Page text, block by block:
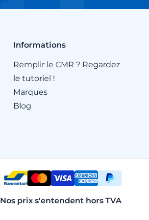
Informations
Remplir le CMR ? Regardez
le tutoriel !
Marques
Blog
Nos prix s'entendent hors TVA